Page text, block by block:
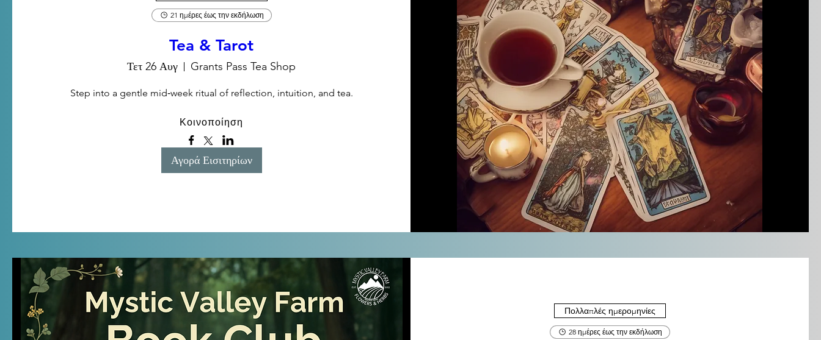
21 ημέρες έως την εκδήλωση
Tea & Tarot
Τετ 26 Αυγ Grants Pass Tea Shop
Step into a gentle mid‑week ritual of reflection, intuition, and tea.
Κοινοποίηση
Αγορά Εισιτηρίων
Πολλαπλές ημερομηνίες
28 ημέρες έως την εκδήλωση